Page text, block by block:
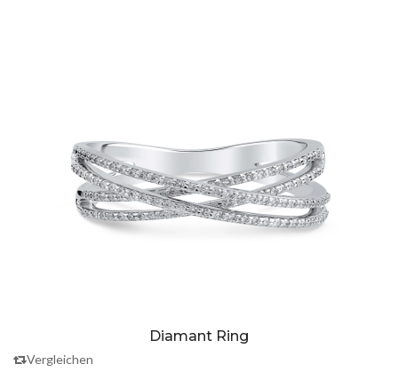
Diamant Ring
Vergleichen